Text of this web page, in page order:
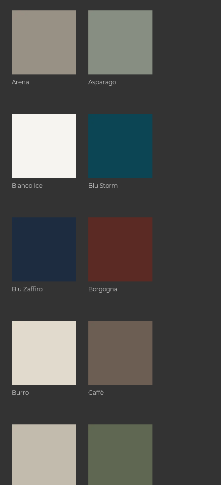
Arena Asparago
Bianco Ice Blu Storm
Blu Zaffiro Borgogna
Burro Caffè